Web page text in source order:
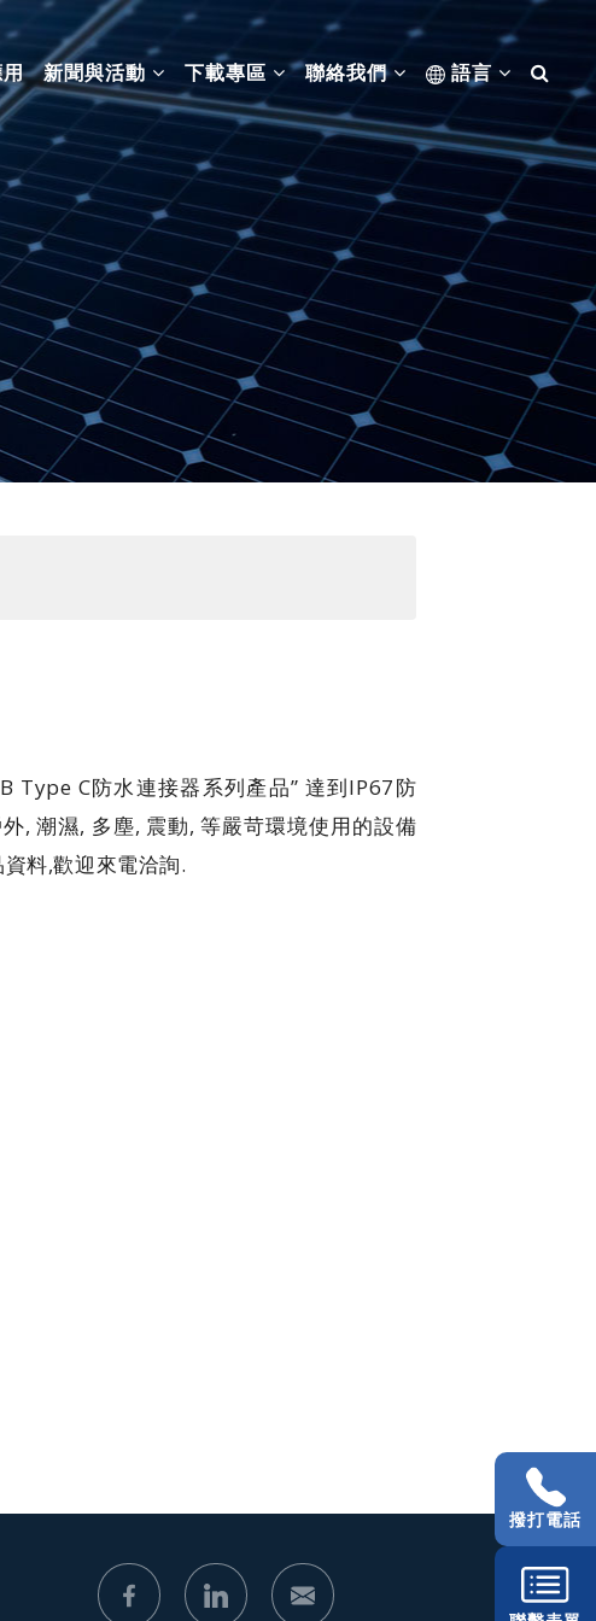
新聞與活動 下載專區 聯絡我們 語言
Type C防水連接器系列產品” 達到IP67防
, 潮濕, 多塵, 震動, 等嚴苛環境使用的設備
料,歡迎來電洽詢.
撥打電話